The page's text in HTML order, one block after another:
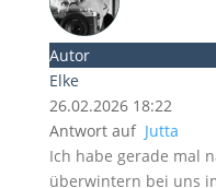
Autor
Elke
26.02.2026 18:22
Antwort auf Jutta
Ich habe gerade mal
überwintern bei uns